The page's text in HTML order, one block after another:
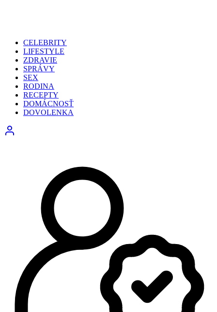
CELEBRITY
LIFESTYLE
ZDRAVIE
SPRÁVY
SEX
RODINA
RECEPTY
DOMÁCNOSŤ
DOVOLENKA